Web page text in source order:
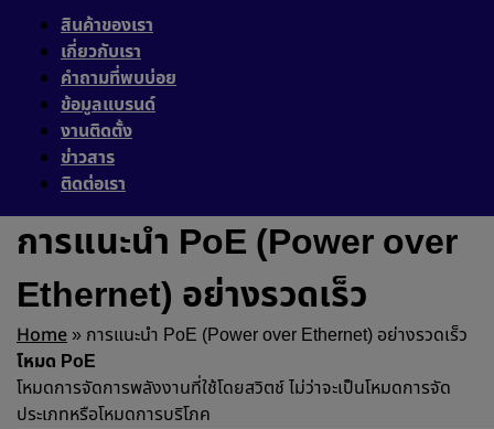
สินค้าของเรา
เกี่ยวกับเรา
คำถามที่พบบ่อย
ข้อมูลแบรนด์
งานติดตั้ง
ข่าวสาร
ติดต่อเรา
การแนะนำ PoE (Power over
Ethernet) อย่างรวดเร็ว
Home » การแนะนำ PoE (Power over Ethernet) อย่างรวดเร็ว
โหมด PoE
โหมดการจัดการพลังงานที่ใช้โดยสวิตช์ไม่ว่าจะเป็นโหมดการจัด
ประเภทหรือโหมดการบริโภค